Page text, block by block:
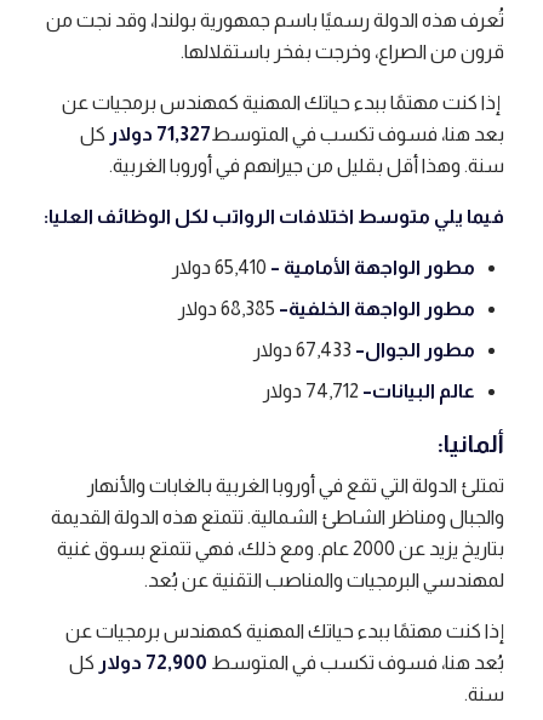
تُعرف هذه الدولة رسميًا باسم جمهورية بولندا، وقد نجت من
قرون من الصراع، وخرجت بفخر باستقلالها.
إذا كنت مهتمًا ببدء حياتك المهنية كمهندس برمجيات عن
بعد هنا، فسوف تكسب في المتوسط71,327 دولار
كل
سنة. وهذا أقل بقليل من جيرانهم في أوروبا الغربية.
فيما يلي متوسط ​​اختلافات الرواتب لكل الوظائف العليا:
مطور الواجهة الأمامية –
مطور الواجهة الخلفية–
مطور الجوال–
عالم البيانات–
ألمانيا:
تمتلئ الدولة التي تقع في أوروبا الغربية بالغابات والأنهار
والجبال ومناظر الشاطئ الشمالية. تتمتع هذه الدولة القديمة
بتاريخ يزيد عن 2000 عام. ومع ذلك، فهي تتمتع بسوق غنية
لمهندسي البرمجيات والمناصب التقنية عن بُعد.
إذا كنت مهتمًا ببدء حياتك المهنية كمهندس برمجيات عن
بُعد هنا، فسوف تكسب في المتوسط 72,900 دولار
كل
سنة.